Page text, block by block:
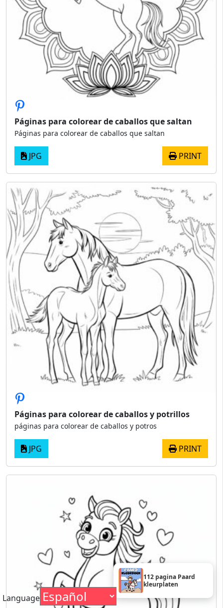
112 pagina Paard
kleurplaten
Páginas para colorear de caballos que saltan
Páginas para colorear de caballos que saltan
JPG PRINT
Páginas para colorear de caballos y potrillos
páginas para colorear de caballos y potros
JPG PRINT
Language